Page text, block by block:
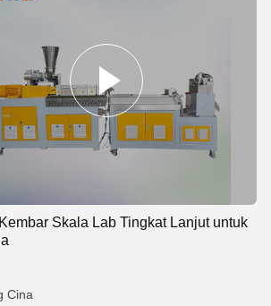
Skala Lab Tingkat Lanjut untuk
Cina